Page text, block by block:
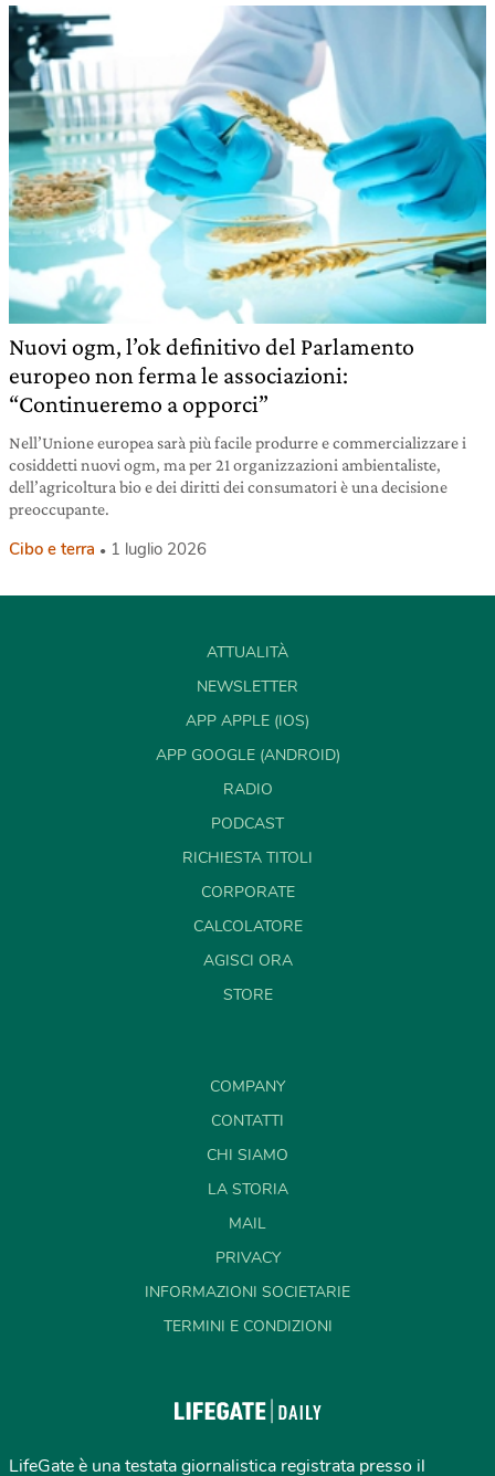
Nuovi ogm, l’ok definitivo del Parlamento
europeo non ferma le associazioni:
“Continueremo a opporci”
Nell’Unione europea sarà più facile produrre e commercializzare i
cosiddetti nuovi ogm, ma per 21 organizzazioni ambientaliste,
dell’agricoltura bio e dei diritti dei consumatori è una decisione
preoccupante.
Cibo e terra 1 luglio 2026
ATTUALITÀ
NEWSLETTER
APP APPLE (IOS)
APP GOOGLE (ANDROID)
RADIO
PODCAST
RICHIESTA TITOLI
CORPORATE
CALCOLATORE
AGISCI ORA
STORE
COMPANY
CONTATTI
CHI SIAMO
LA STORIA
MAIL
PRIVACY
INFORMAZIONI SOCIETARIE
TERMINI E CONDIZIONI
LifeGate è una testata giornalistica registrata presso il